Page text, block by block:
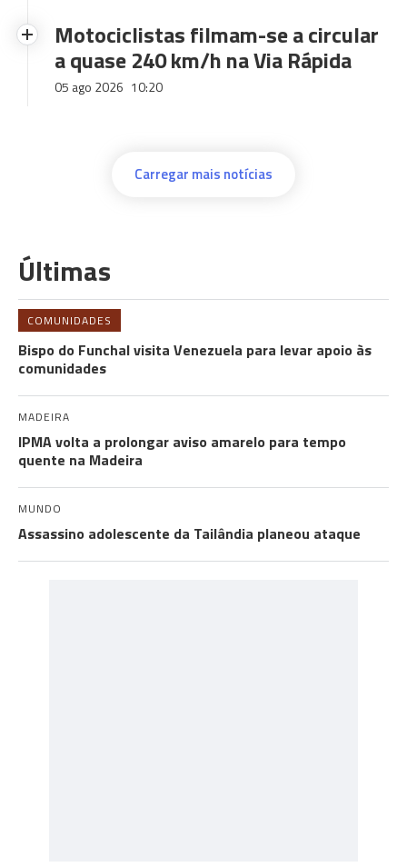
Motociclistas filmam-se a circular
a quase 240 km/h na Via Rápida
05 ago 2026 10:20
Carregar mais notícias
Últimas
COMUNIDADES
Bispo do Funchal visita Venezuela para levar apoio às
comunidades
MADEIRA
IPMA volta a prolongar aviso amarelo para tempo
quente na Madeira
MUNDO
Assassino adolescente da Tailândia planeou ataque